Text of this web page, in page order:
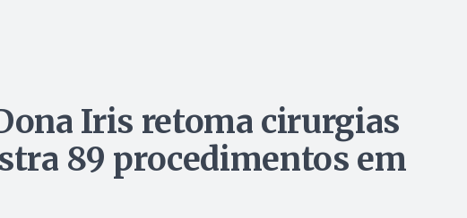
Iris retoma cirurgias
89 procedimentos em